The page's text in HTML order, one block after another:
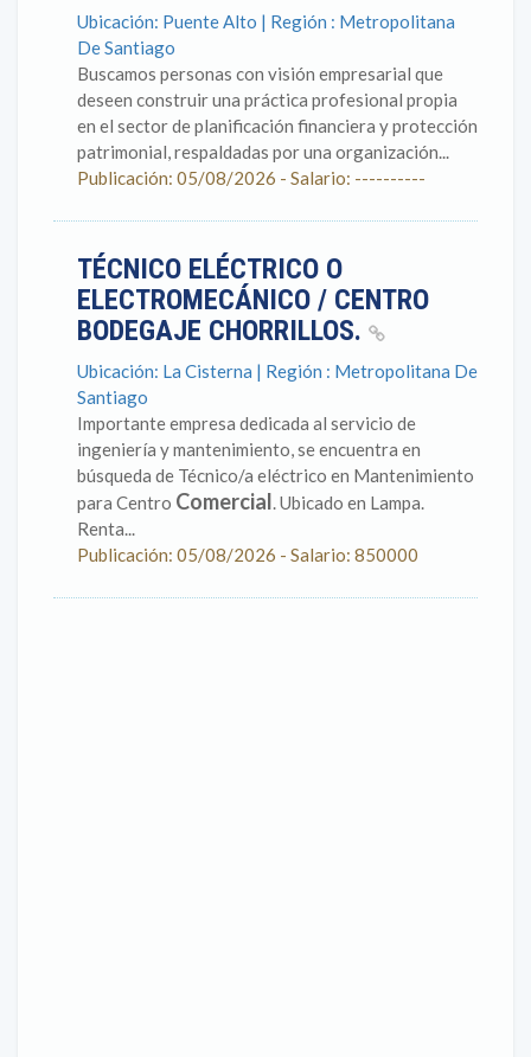
Ubicación: Puente Alto | Región : Metropolitana
De Santiago
Buscamos personas con visión empresarial que
deseen construir una práctica profesional propia
en el sector de planificación financiera y protección
patrimonial, respaldadas por una organización...
Publicación: 05/08/2026 - Salario: ----------
TÉCNICO ELÉCTRICO O
ELECTROMECÁNICO / CENTRO
BODEGAJE CHORRILLOS.
Ubicación: La Cisterna | Región : Metropolitana De
Santiago
Importante empresa dedicada al servicio de
ingeniería y mantenimiento, se encuentra en
búsqueda de Técnico/a eléctrico en Mantenimiento
para Centro Comercial. Ubicado en Lampa.
Renta...
Publicación: 05/08/2026 - Salario: 850000